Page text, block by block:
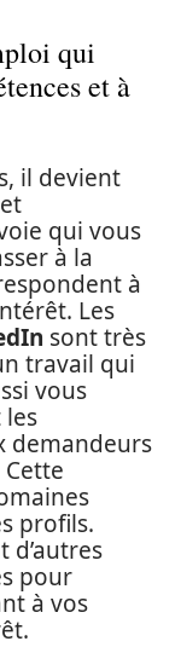
qui
et à
il devient
qui vous
à la
à
Les
sont très
travail qui
vous
demandeurs
profils.
d’autres
pour
à vos